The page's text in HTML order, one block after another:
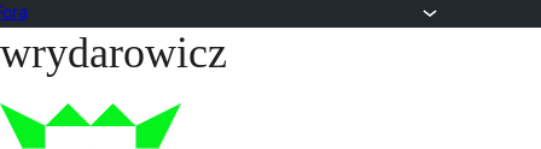
Przejdź
treści
wrydarowicz